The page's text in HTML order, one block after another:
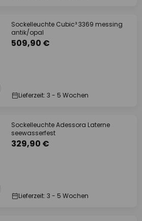
Sockelleuchte Cubic³ 3369 messing
antik/opal
509,90 €
Lieferzeit: 3 - 5 Wochen
Sockelleuchte Adessora Laterne
seewasserfest
329,90 €
Lieferzeit: 3 - 5 Wochen